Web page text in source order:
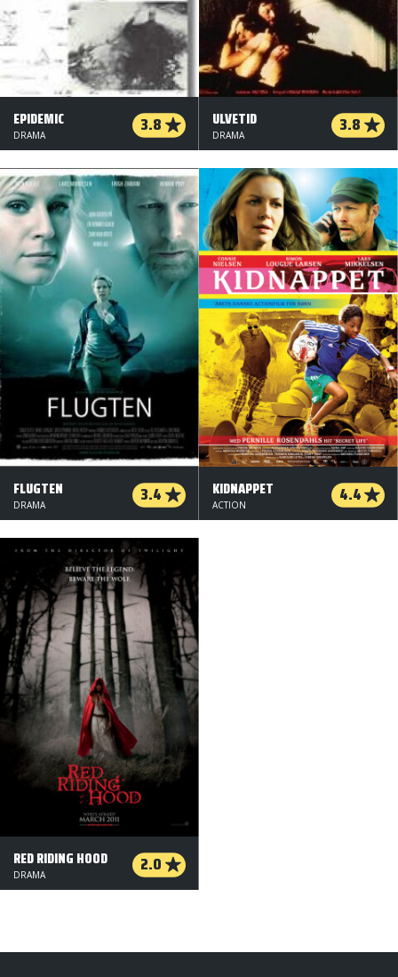
EPIDEMIC 3.8
DRAMA
ULVETID 3.8
DRAMA
FLUGTEN 3.4
DRAMA
KIDNAPPET 4.4
ACTION
RED RIDING HOOD 2.0
DRAMA